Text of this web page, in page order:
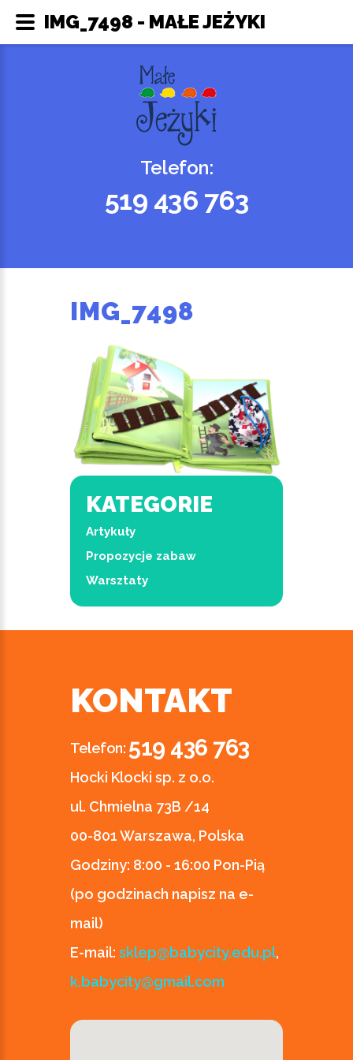
Telefon:
519 436 763
IMG_7498
KATEGORIE
Artykuły
Propozycje zabaw
Warsztaty
KONTAKT
Telefon: 519 436 763
Hocki Klocki sp. z o.o.
ul. Chmielna 73B /14
00-801 Warszawa, Polska
Godziny: 8:00 - 16:00 Pon-Pią
(po godzinach napisz na e-
mail)
E-mail: sklep@babycity.edu.pl,
k.babycity@gmail.com
IMG_7498 - MAŁE JEŻYKI